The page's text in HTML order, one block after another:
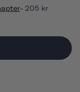
- 205 kr